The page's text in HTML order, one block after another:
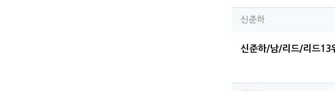
신준하님의 댓
신준하
신준하/남/리드/리드13